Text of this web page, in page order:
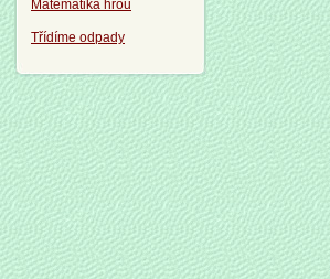
Matematika hrou
Třídíme odpady